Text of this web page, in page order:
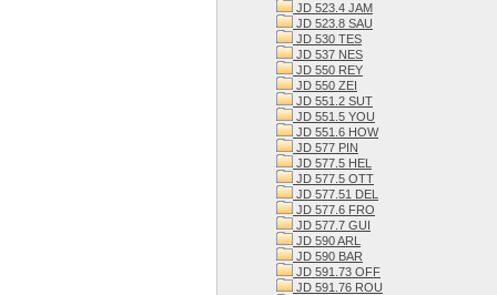
JD 523.4 JAM
JD 523.8 SAU
JD 530 TES
JD 537 NES
JD 550 REY
JD 550 ZEI
JD 551.2 SUT
JD 551.5 YOU
JD 551.6 HOW
JD 577 PIN
JD 577.5 HEL
JD 577.5 OTT
JD 577.51 DEL
JD 577.6 FRO
JD 577.7 GUI
JD 590 ARL
JD 590 BAR
JD 591.73 OFF
JD 591.76 ROU